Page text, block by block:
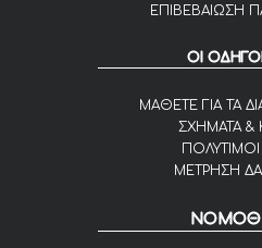
ΕΠΙΒΕΒΑΙΩΣΗ
ΟΙ
ΜΑΘΕΤΕ ΓΙΑ ΤΑ
ΣΧΗΜΑΤΑ &
ΠΟΛΥΤΙΜΟΙ
ΜΕΤΡΗΣΗ